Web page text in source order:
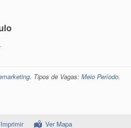
. Tipos de Vagas: Meio Período.
Imprimir Ver Mapa